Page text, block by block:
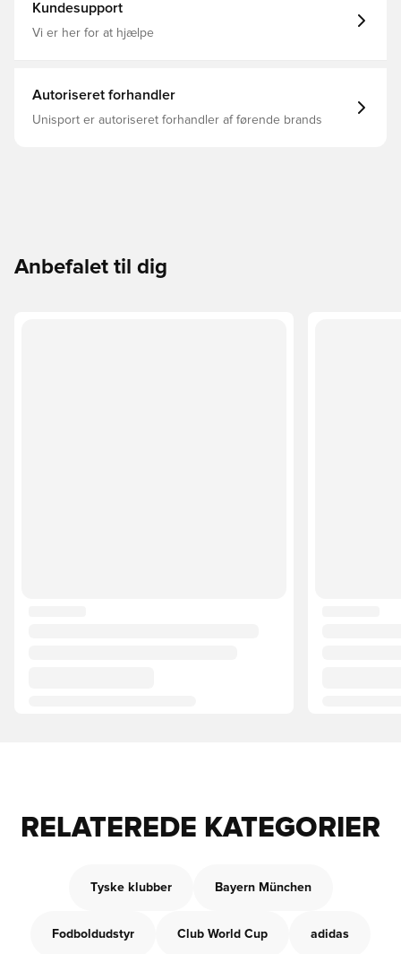
Kundesupport
Vi er her for at hjælpe
Autoriseret forhandler
Unisport er autoriseret forhandler af førende brands
Anbefalet til dig
RELATEREDE KATEGORIER
Tyske klubber Bayern München
Fodboldudstyr Club World Cup adidas